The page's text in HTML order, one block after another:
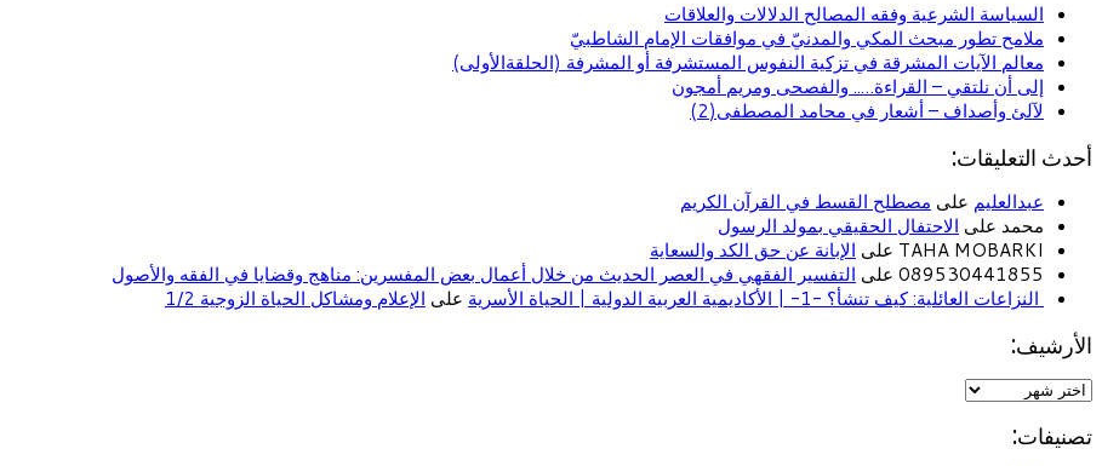
السياسة الشرعية وفقه المصالح الدلالات والعلاقات
ملامح تطور مبحث المكي والمدنيّ في موافقات الإمام الشاطبيّ
معالم الآيات المشرقة في تزكية النفوس المستشرفة أو المشرفة (الحلقةالأولى)
إلى أن نلتقي – القراءة….. والفصحى ومريم أمجون
لآلئ وأصداف – أشعار في محامد المصطفى(2)
أحدث التعليقات:
عبدالعليم على مصطلح القسط في القرآن الكريم
محمد على الاحتفال الحقيقي بمولد الرسول
TAHA MOBARKI على
الإبانة عن حق الكد والسعاية
089530441855 على
التفسير الفقهي في العصر الحديث من خلال أعمال بعض المفسرين: مناهج وقضايا في الفقه والأصول
النزاعات العائلية: كيف تنشأ؟ -1- | الأكاديمية العربية الدولية | الحياة الأسرية
على الإعلام ومشاكل الحياة الزوجية 1/2
الأرشيف:
تصنيفات: